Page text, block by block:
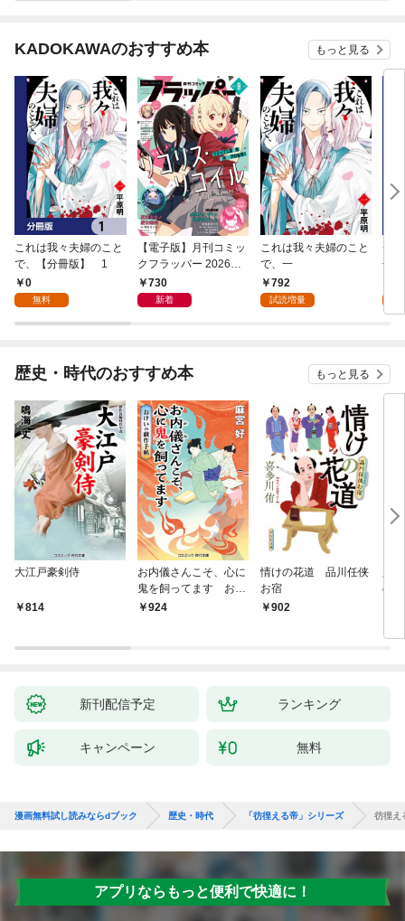
KADOKAWAのおすすめ本 もっと見る
これは我々夫婦のこと
で、【分冊版】 1
0
無料
【電子版】月刊コミッ
クフラッパー 2026年9
月号730
新着
これは我々夫婦のこと
で、一
792
試読増量
チ
冊
歴史・時代のおすすめ本 もっと見る
大江戸豪剣侍
814
お内儀さんこそ、心に
鬼を飼ってます おけ
いの戯作手帖
924
情けの花道 品川任侠
お宿
902
の
新刊配信予定 ランキング
キャンペーン 無料
漫画無料試し読みならdブック 歴史・時代 「彷徨える帝」シリーズ 彷徨え
アプリならもっと便利で快適に！